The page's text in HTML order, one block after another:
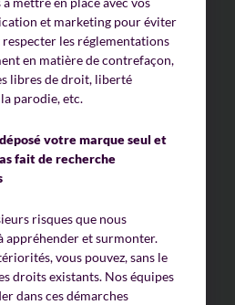
et marketing pour éviter
les réglementations
en matière de contrefaçon,
libres de droit, liberté
parodie, etc.
votre marque seul et
fait de recherche
risques que nous
appréhender et surmonter.
vous pouvez, sans le
droits existants. Nos équipes
dans ces démarches